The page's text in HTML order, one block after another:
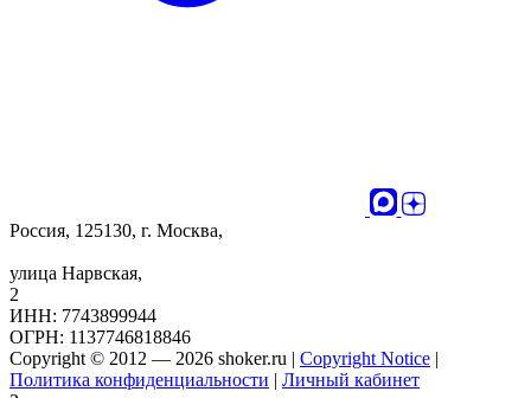
Россия, 125130, г. Москва,
улица Нарвская,
2
ИНН: 7743899944
ОГРН: 1137746818846
Copyright © 2012 — 2026 shoker.ru | Copyright Notice |
Политика конфиденциальности | Личный кабинет